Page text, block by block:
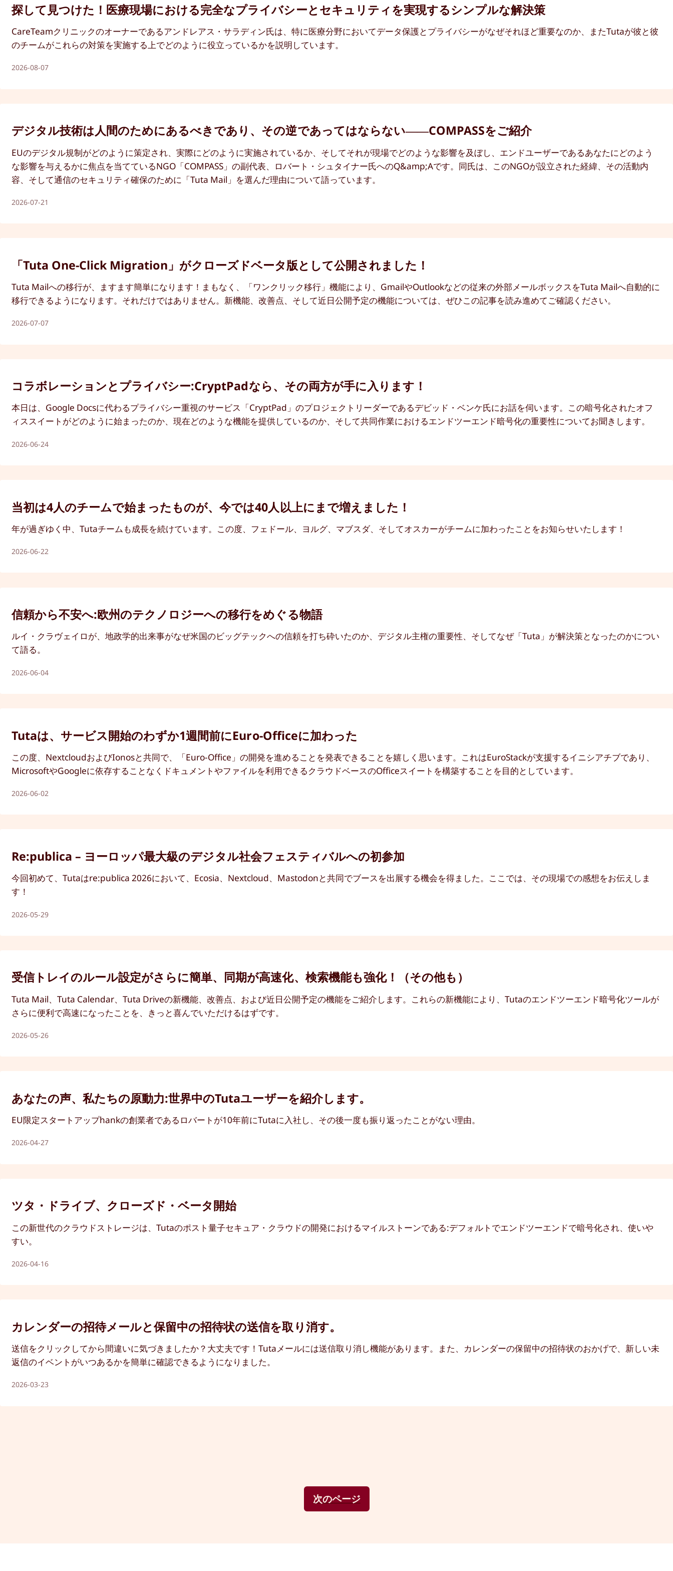
探して見つけた！医療現場における完全なプライバシーとセキュリティを実現するシンプルな解決策
CareTeamクリニックのオーナーであるアンドレアス・サラディン氏は、特に医療分野においてデータ保護とプライバシーがなぜそれほど重要なのか、またTutaが彼と彼
のチームがこれらの対策を実施する上でどのように役立っているかを説明しています。
2026-08-07
デジタル技術は人間のためにあるべきであり、その逆であってはならない――COMPASSをご紹介
EUのデジタル規制がどのように策定され、実際にどのように実施されているか、そしてそれが現場でどのような影響を及ぼし、エンドユーザーであるあなたにどのよう
な影響を与えるかに焦点を当てているNGO「COMPASS」の副代表、ロバート・シュタイナー氏へのQ&amp;Aです。同氏は、このNGOが設立された経緯、その活動内
容、そして通信のセキュリティ確保のために「Tuta Mail」を選んだ理由について語っています。
2026-07-21
「Tuta One-Click Migration」がクローズドベータ版として公開されました！
Tuta Mailへの移行が、ますます簡単になります！まもなく、「ワンクリック移行」機能により、GmailやOutlookなどの従来の外部メールボックスをTuta Mailへ自動的に
移行できるようになります。それだけではありません。新機能、改善点、そして近日公開予定の機能については、ぜひこの記事を読み進めてご確認ください。
2026-07-07
コラボレーションとプライバシー:CryptPadなら、その両方が手に入ります！
本日は、Google Docsに代わるプライバシー重視のサービス「CryptPad」のプロジェクトリーダーであるデビッド・ベンケ氏にお話を伺います。この暗号化されたオフ
ィススイートがどのように始まったのか、現在どのような機能を提供しているのか、そして共同作業におけるエンドツーエンド暗号化の重要性についてお聞きします。
2026-06-24
当初は4人のチームで始まったものが、今では40人以上にまで増えました！
年が過ぎゆく中、Tutaチームも成長を続けています。この度、フェドール、ヨルグ、マブスダ、そしてオスカーがチームに加わったことをお知らせいたします！
2026-06-22
信頼から不安へ:欧州のテクノロジーへの移行をめぐる物語
ルイ・クラヴェイロが、地政学的出来事がなぜ米国のビッグテックへの信頼を打ち砕いたのか、デジタル主権の重要性、そしてなぜ「Tuta」が解決策となったのかについ
て語る。
2026-06-04
Tutaは、サービス開始のわずか1週間前にEuro-Officeに加わった
この度、NextcloudおよびIonosと共同で、「Euro-Office」の開発を進めることを発表できることを嬉しく思います。これはEuroStackが支援するイニシアチブであり、
MicrosoftやGoogleに依存することなくドキュメントやファイルを利用できるクラウドベースのOfficeスイートを構築することを目的としています。
2026-06-02
Re:publica – ヨーロッパ最大級のデジタル社会フェスティバルへの初参加
今回初めて、Tutaはre:publica 2026において、Ecosia、Nextcloud、Mastodonと共同でブースを出展する機会を得ました。ここでは、その現場での感想をお伝えしま
す！
2026-05-29
受信トレイのルール設定がさらに簡単、同期が高速化、検索機能も強化！（その他も）
Tuta Mail、Tuta Calendar、Tuta Driveの新機能、改善点、および近日公開予定の機能をご紹介します。これらの新機能により、Tutaのエンドツーエンド暗号化ツールが
さらに便利で高速になったことを、きっと喜んでいただけるはずです。
2026-05-26
あなたの声、私たちの原動力:世界中のTutaユーザーを紹介します。
EU限定スタートアップhankの創業者であるロバートが10年前にTutaに入社し、その後一度も振り返ったことがない理由。
2026-04-27
ツタ・ドライブ、クローズド・ベータ開始
この新世代のクラウドストレージは、Tutaのポスト量子セキュア・クラウドの開発におけるマイルストーンである:デフォルトでエンドツーエンドで暗号化され、使いや
すい。
2026-04-16
カレンダーの招待メールと保留中の招待状の送信を取り消す。
送信をクリックしてから間違いに気づきましたか？大丈夫です！Tutaメールには送信取り消し機能があります。また、カレンダーの保留中の招待状のおかげで、新しい未
返信のイベントがいつあるかを簡単に確認できるようになりました。
2026-03-23
次のページ